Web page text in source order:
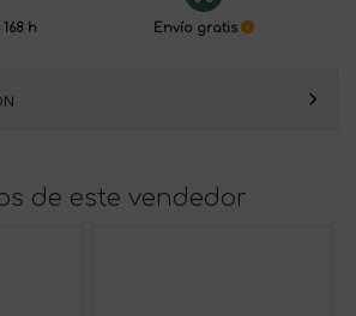
h Envío gratis
de este vendedor